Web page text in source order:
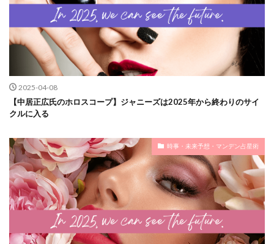
2025-04-08
【中居正広氏のホロスコープ】ジャニーズは2025年から終わりのサイ
クルに入る
時事・未来予想・マンデン占星術